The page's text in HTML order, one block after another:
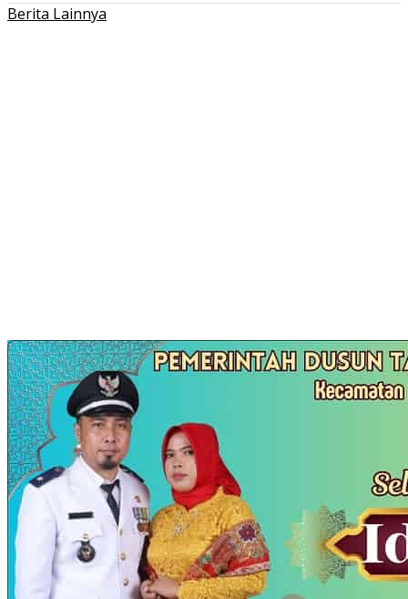
Berita Lainnya